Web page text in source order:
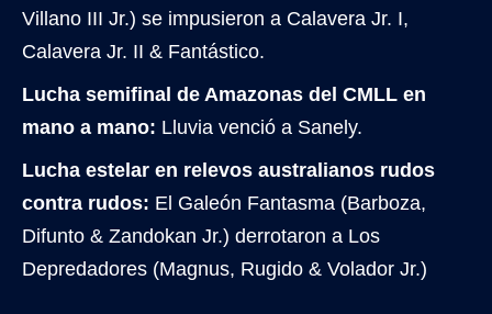
Villano III Jr.) se impusieron a Calavera Jr. I,
Calavera Jr. II & Fantástico.
Lucha semifinal de Amazonas del CMLL en
mano a mano: Lluvia venció a Sanely.
Lucha estelar en relevos australianos rudos
contra rudos: El Galeón Fantasma (Barboza,
Difunto & Zandokan Jr.) derrotaron a Los
Depredadores (Magnus, Rugido & Volador Jr.)